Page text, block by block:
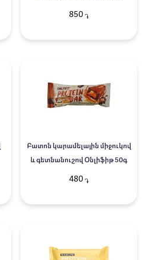
850 ֏
Բատոն կարամելային միջուկով
և գետնանուշով Օնլիֆիթ 50գ
480 ֏